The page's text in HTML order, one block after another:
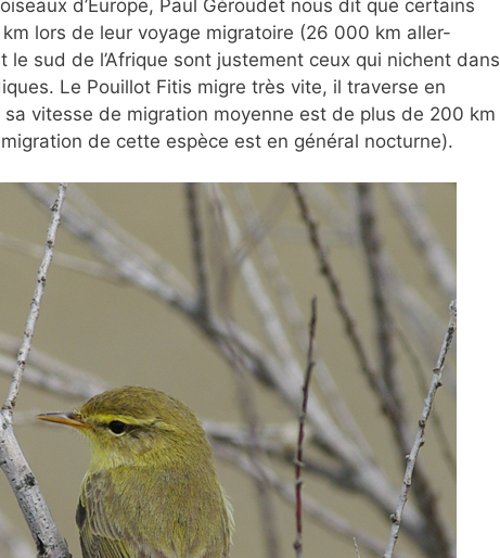
d’Europe, Paul Géroudet nous dit que certains
lors de leur voyage migratoire (26 000 km aller-
sud de l’Afrique sont justement ceux qui nichent dans
Le Pouillot Fitis migre très vite, il traverse en
vitesse de migration moyenne est de plus de 200 km
de cette espèce est en général nocturne).